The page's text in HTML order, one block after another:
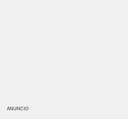
ANUNCIO